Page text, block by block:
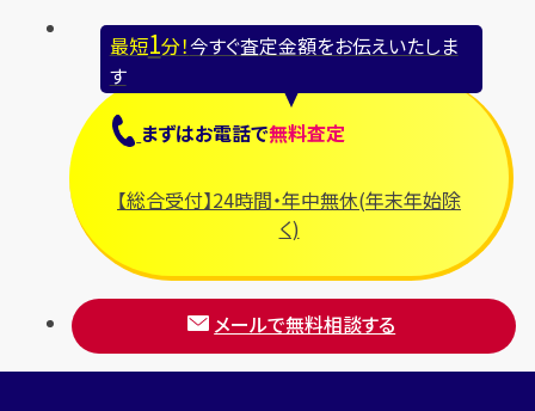
最短1分！今すぐ査定金額をお伝えいたしま
す
まずはお電話で無料査定
【総合受付】24時間・年中無休(年末年始除
く)
メールで無料相談する